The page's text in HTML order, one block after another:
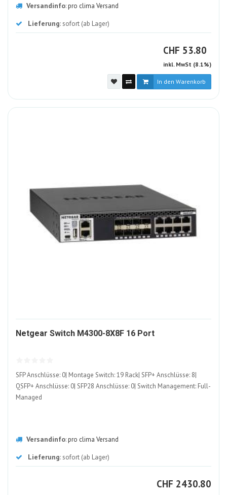
Versandinfo:pro clima Versand
Lieferung: sofort (ab Lager)
CHF CHF
53.80
inkl. MwSt (8.1%)
In den Warenkorb
Netgear Switch M4300-8X8F 16 Port423946-
SFP Anschlüsse: 0| Montage Switch: 19 Rack| SFP+ Anschlüsse: 8|
QSFP+ Anschlüsse: 0| SFP28 Anschlüsse: 0| Switch Management: Full-
Managed
Versandinfo:pro clima Versand
Lieferung: sofort (ab Lager)
CHF CHF
2430.80